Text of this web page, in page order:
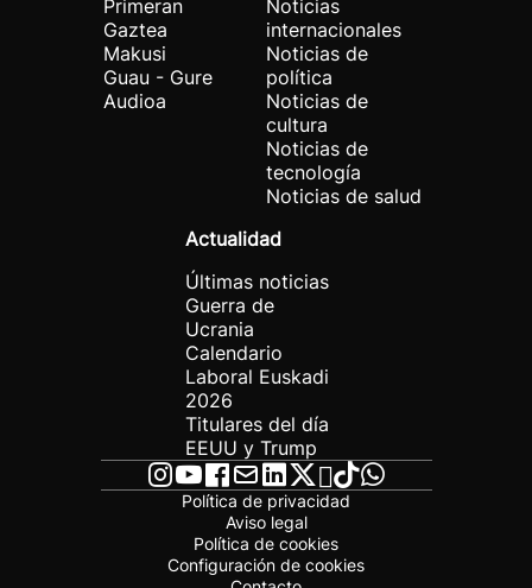
Primeran
Gaztea
Makusi
Guau - Gure
Audioa
Noticias
internacionales
Noticias de
política
Noticias de
cultura
Noticias de
tecnología
Noticias de salud
Actualidad
Últimas noticias
Guerra de
Ucrania
Calendario
Laboral Euskadi
2026
Titulares del día
EEUU y Trump
Política de privacidad
Aviso legal
Política de cookies
Configuración de cookies